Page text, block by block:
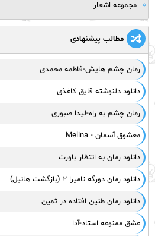
مجموعه اشعار
مطالب پیشنهادی
رمان چشم هایش-فاطمه محمدی
دانلود دلنوشته قایق کاغذی
رمان چشم به راه-لیدا صبوری
معشوق آسمان - Melina
دانلود رمان به انتظار باورت
دانلود رمان دورگه نامیرا ۲ (بازگشت هانیل)
دانلود رمان طنین افتاده در ثمین
عشق ممنوعه استاد-آدا